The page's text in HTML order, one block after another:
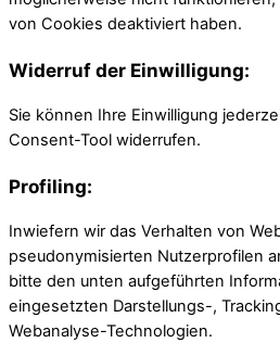
von Cookies deaktiviert haben.
Widerruf der Einwilligung:
Sie können Ihre Einwilligung
Consent-Tool widerrufen.
Profiling:
Inwiefern wir das Verhalten von
pseudonymisierten Nutzerprofilen
bitte den unten aufgeführten
eingesetzten Darstellungs-,
Webanalyse-Technologien.